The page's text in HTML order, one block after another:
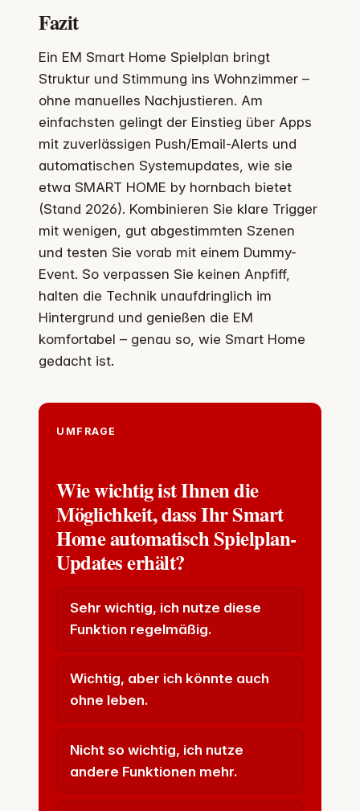
Fazit
Ein EM Smart Home Spielplan bringt
Struktur und Stimmung ins Wohnzimmer –
ohne manuelles Nachjustieren. Am
einfachsten gelingt der Einstieg über Apps
mit zuverlässigen Push/Email-Alerts und
automatischen Systemupdates, wie sie
etwa SMART HOME by hornbach bietet
(Stand 2026). Kombinieren Sie klare Trigger
mit wenigen, gut abgestimmten Szenen
und testen Sie vorab mit einem Dummy-
Event. So verpassen Sie keinen Anpfiff,
halten die Technik unaufdringlich im
Hintergrund und genießen die EM
komfortabel – genau so, wie Smart Home
gedacht ist.
UMFRAGE
Wie wichtig ist Ihnen die
Möglichkeit, dass Ihr Smart
Home automatisch Spielplan-
Updates erhält?
Sehr wichtig, ich nutze diese
Funktion regelmäßig.
Wichtig, aber ich könnte auch
ohne leben.
Nicht so wichtig, ich nutze
andere Funktionen mehr.